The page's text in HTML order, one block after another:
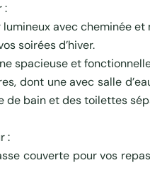
:
avec cheminée et
soirées d’hiver.
spacieuse et
dont une avec salle
de bain et des toilettes
:
couverte pour vos